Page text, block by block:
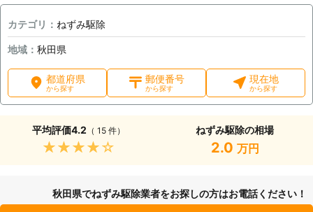
カテゴリ： ねずみ駆除
地域： 秋田県
都道府県
から探す
郵便番号
から探す
現在地
から探す
平均評価4.2 （ 15 件）
★★★★★
ねずみ駆除の相場
2.0 万円
秋田県でねずみ駆除業者をお探しの方はお電話ください！